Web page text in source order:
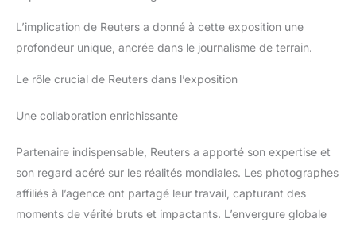
L’implication de Reuters a donné à cette exposition une
profondeur unique, ancrée dans le journalisme de terrain.
Le rôle crucial de Reuters dans l’exposition
Une collaboration enrichissante
Partenaire indispensable, Reuters a apporté son expertise et
son regard acéré sur les réalités mondiales. Les photographes
affiliés à l’agence ont partagé leur travail, capturant des
moments de vérité bruts et impactants. L’envergure globale